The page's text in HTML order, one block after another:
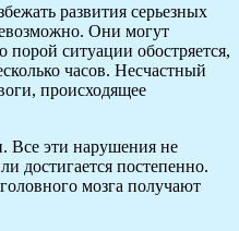
развития серьезных
Они могут
порой ситуации обостряется,
часов. Несчастный
происходящее
Все эти нарушения не
достигается постепенно.
мозга получают